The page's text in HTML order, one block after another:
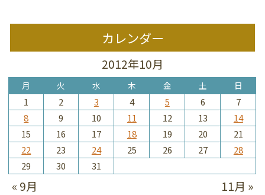
カレンダー
2012年10月
月 火 水 木 金 土 日
1 2 3 4 5 6
7
8
9 10 11 12 13
14
15
16 17 18 19 20
21
22
23 24 25 26 27
28
29
30 31
« 9月 11月 »